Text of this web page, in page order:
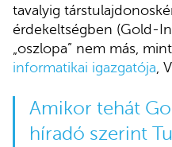
tavalyig
érdekeltségben (Gold-
„oszlopa” nem más,
informatikai igazgatója ,
Amikor tehát
híradó szerint